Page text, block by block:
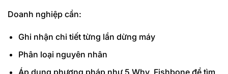
Doanh nghiệp cần:
Ghi nhận chi tiết từng lần dừng máy
Phân loại nguyên nhân
Áp dụng phương pháp như 5 Why, Fishbone để tìm